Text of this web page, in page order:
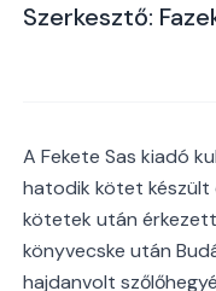
Szerkesztő:
A Fekete Sas kiadó
hatodik kötet készült
kötetek után
könyvecske után
hajdanvolt